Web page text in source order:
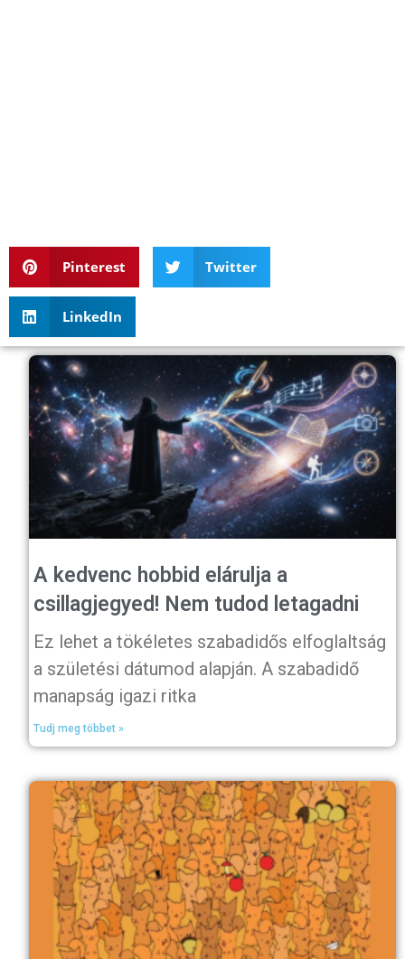
Pinterest Twitter
LinkedIn
A kedvenc hobbid elárulja a
csillagjegyed! Nem tudod letagadni
Ez lehet a tökéletes szabadidős elfoglaltság
a születési dátumod alapján. A szabadidő
manapság igazi ritka
Tudj meg többet »